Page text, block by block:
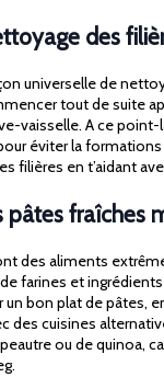
des
universelle de
tout de suite
vaisselle. A ce
éviter la
filières en t’aidant
pâtes fraîches
des aliments
farines et
un bon plat de pâtes,
des cuisines
ou de quinoa,